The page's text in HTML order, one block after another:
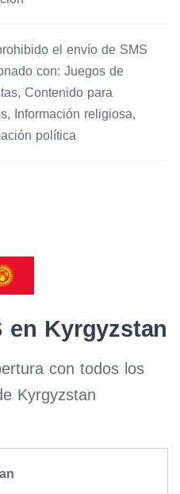
el envío de SMS
con: Juegos de
Contenido para
Información religiosa,
política
en Kyrgyzstan
con todos los
Kyrgyzstan